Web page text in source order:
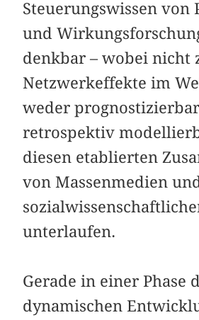
Steuerungswissen von
und
denkbar – wobei nicht
Netzwerkeffekte im
weder
retrospektiv
diesen etablierten
von Massenmedien
unterlaufen.
Gerade in einer Phase
dynamischen